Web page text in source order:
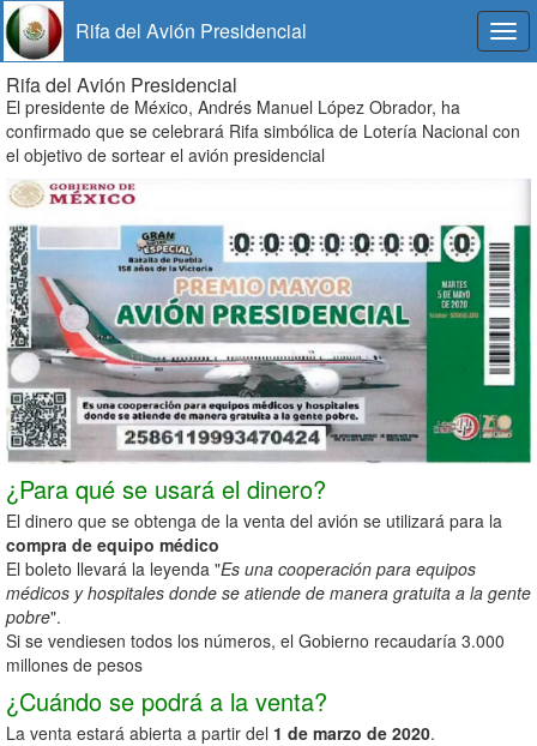
Rifa del Avión Presidencial
Rifa del Avión Presidencial
El presidente de México, Andrés Manuel López Obrador, ha
confirmado que se celebrará Rifa simbólica de Lotería Nacional con
el objetivo de sortear el avión presidencial
¿Para qué se usará el dinero?
El dinero que se obtenga de la venta del avión se utilizará para la
compra de equipo médico
El boleto llevará la leyenda "Es una cooperación para equipos
médicos y hospitales donde se atiende de manera gratuita a la gente
pobre".
Si se vendiesen todos los números, el Gobierno recaudaría 3.000
millones de pesos
¿Cuándo se podrá a la venta?
La venta estará abierta a partir del 1 de marzo de 2020.